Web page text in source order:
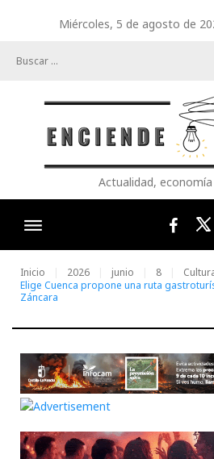
Miércoles, 5 de agosto de
Actualidad,
Inicio 2026 junio 8
Elige Cuenca propone una ruta
Záncara